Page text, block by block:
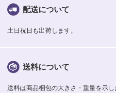
配送について
土日祝日も出荷します。
送料について
送料は商品梱包の大きさ・重量を示し